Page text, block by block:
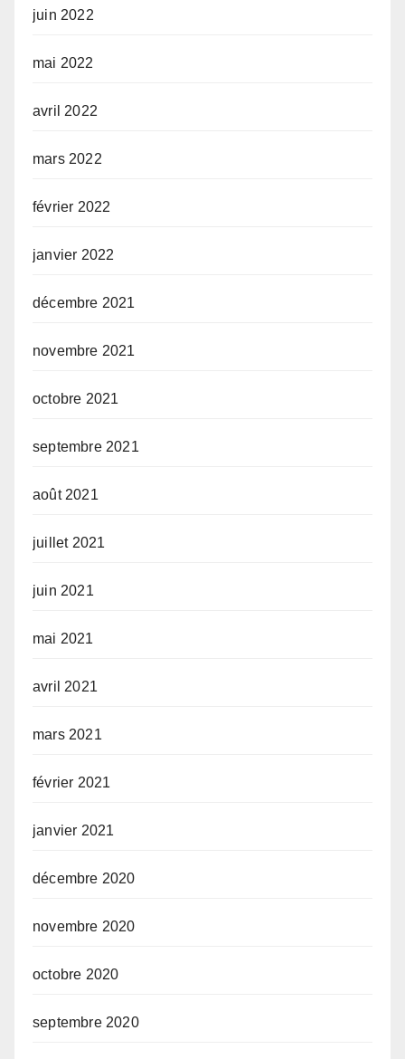
juin 2022
mai 2022
avril 2022
mars 2022
février 2022
janvier 2022
décembre 2021
novembre 2021
octobre 2021
septembre 2021
août 2021
juillet 2021
juin 2021
mai 2021
avril 2021
mars 2021
février 2021
janvier 2021
décembre 2020
novembre 2020
octobre 2020
septembre 2020